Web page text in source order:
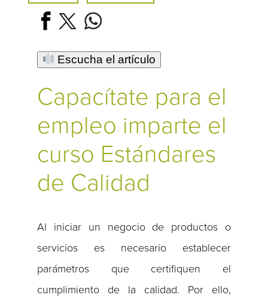
Escucha el artículo
Capacítate para el
empleo imparte el
curso Estándares
de Calidad
Al iniciar un negocio de productos o
servicios es necesario establecer
parámetros que certifiquen el
cumplimiento de la calidad. Por ello,